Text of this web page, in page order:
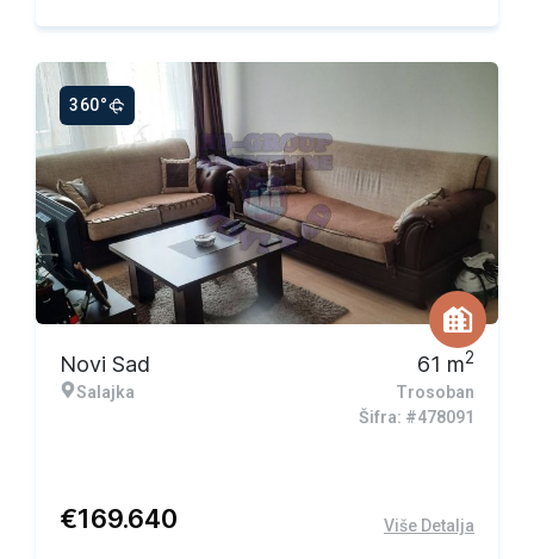
360°
Novi Sad
Salajka
61 m2
Trosoban
Šifra: #478091
€169.640 Više Detalja